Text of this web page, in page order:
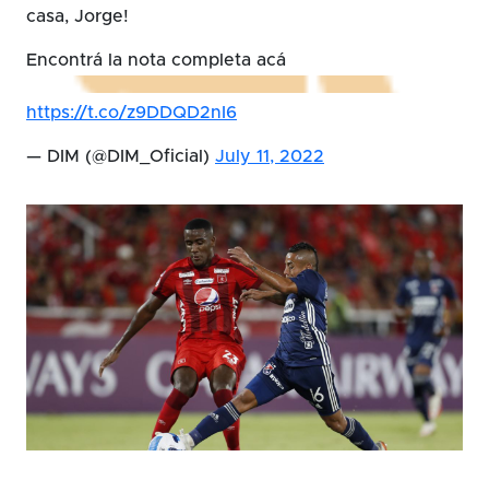
casa, Jorge!
Encontrá la nota completa acá
https://t.co/z9DDQD2nI6
— DIM (@DIM_Oficial) July 11, 2022